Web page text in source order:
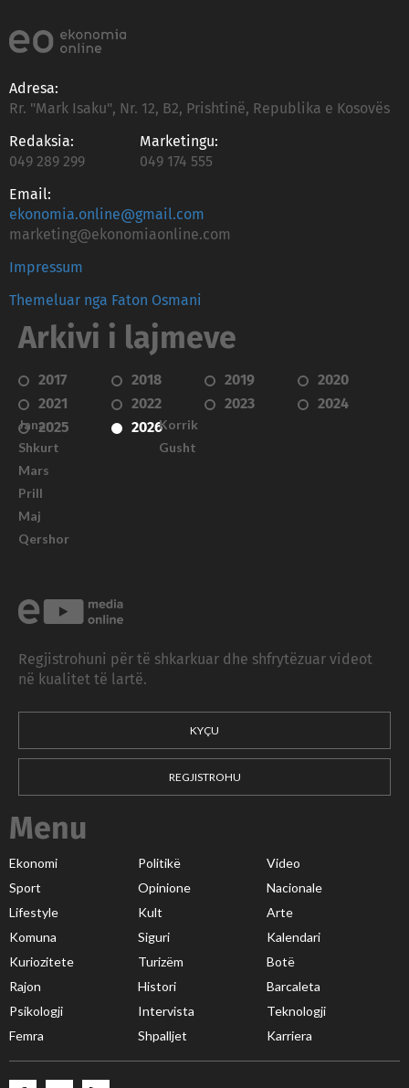
Adresa:
Rr. "Mark Isaku", Nr. 12, B2, Prishtinë, Republika e Kosovës
Redaksia:
049 289 299
Marketingu:
049 174 555
Email:
ekonomia.online@gmail.com
marketing@ekonomiaonline.com
Impressum
Themeluar nga Faton Osmani
Arkivi i lajmeve
2017 2018 2019
2020
2021
2022 2023
2024
2025
2026
Janar
Shkurt
Mars
Prill
Maj
Qershor
Korrik
Gusht
Regjistrohuni për të shkarkuar dhe shfrytëzuar videot
në kualitet të lartë.
KYÇU
REGJISTROHU
Menu
Ekonomi Politikë
Video
Sport
Opinione
Nacionale
Lifestyle
Kult
Arte
Komuna
Siguri
Kalendari
Kuriozitete
Turizëm
Botë
Rajon
Histori
Barcaleta
Psikologji
Intervista
Teknologji
Femra
Shpalljet Karriera